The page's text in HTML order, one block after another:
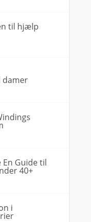
til hjælp
damer
En Guide til
40+
i